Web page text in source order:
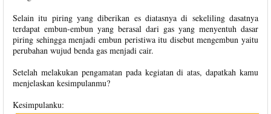
Selain itu piring yang diberikan es diatasnya di sekeliling dasatnya
terdapat embun-embun yang berasal dari gas yang menyentuh dasar
piring sehingga menjadi embun peristiwa itu disebut mengembun yaitu
perubahan wujud benda gas menjadi cair.
Setelah melakukan pengamatan pada kegiatan di atas, dapatkah kamu
menjelaskan kesimpulanmu?
Kesimpulanku: